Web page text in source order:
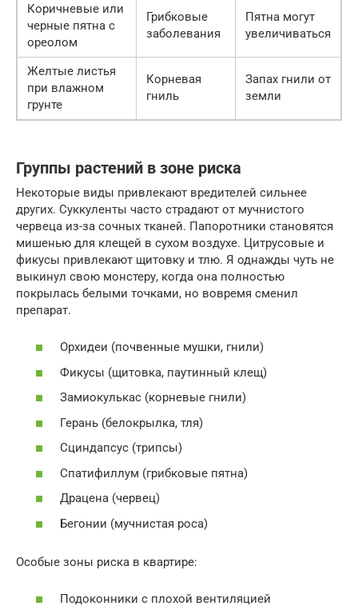
Коричневые или
черные пятна с
ореолом
Грибковые
заболевания
Пятна могут
увеличиваться
Желтые листья
при влажном
грунте
Корневая
гниль
Запах гнили от
земли
Группы растений в зоне риска
Некоторые виды привлекают вредителей сильнее
других. Суккуленты часто страдают от мучнистого
червеца из-за сочных тканей. Папоротники становятся
мишенью для клещей в сухом воздухе. Цитрусовые и
фикусы привлекают щитовку и тлю. Я однажды чуть не
выкинул свою монстеру, когда она полностью
покрылась белыми точками, но вовремя сменил
препарат.
Орхидеи (почвенные мушки, гнили)
Фикусы (щитовка, паутинный клещ)
Замиокулькас (корневые гнили)
Герань (белокрылка, тля)
Сциндапсус (трипсы)
Спатифиллум (грибковые пятна)
Драцена (червец)
Бегонии (мучнистая роса)
Особые зоны риска в квартире:
Подоконники с плохой вентиляцией